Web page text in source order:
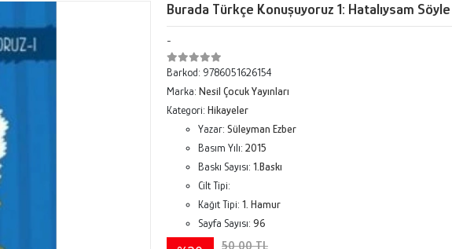
Burada Türkçe Konuşuyoruz 1: Hatalıysam Söyle
-
Barkod: 9786051626154
Marka: Nesil Çocuk Yayınları
Kategori: Hikayeler
Yazar: Süleyman Ezber
Basım Yılı: 2015
Baskı Sayısı: 1.Baskı
Cilt Tipi:
Kağıt Tipi: 1. Hamur
Sayfa Sayısı: 96
50,00 TL